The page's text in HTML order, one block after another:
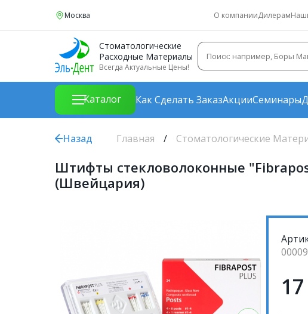
Москва О компанииДилерам
Стоматологические
Расходные Материалы
Всегда Актуальные Цены!
Каталог Как Сделать ЗаказАкцииСеминары
Назад Главная Стоматологические
Штифты стекловолоконные
(Швейцария)